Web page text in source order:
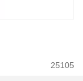
25105